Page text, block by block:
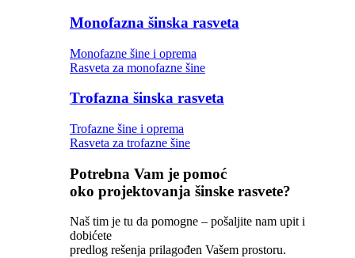
Monofazna šinska rasveta
Monofazne šine i oprema
Rasveta za monofazne šine
Trofazna šinska rasveta
Trofazne šine i oprema
Rasveta za trofazne šine
Potrebna Vam je pomoć
oko projektovanja šinske rasvete?
Naš tim je tu da pomogne – pošaljite nam upit i
dobićete
predlog rešenja prilagođen Vašem prostoru.